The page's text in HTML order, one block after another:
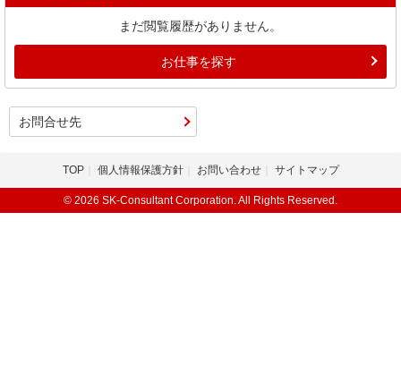
まだ閲覧履歴がありません。
お仕事を探す
お問合せ先
TOP 個人情報保護方針 お問い合わせ サイトマップ
© 2026 SK-Consultant Corporation. All Rights Reserved.